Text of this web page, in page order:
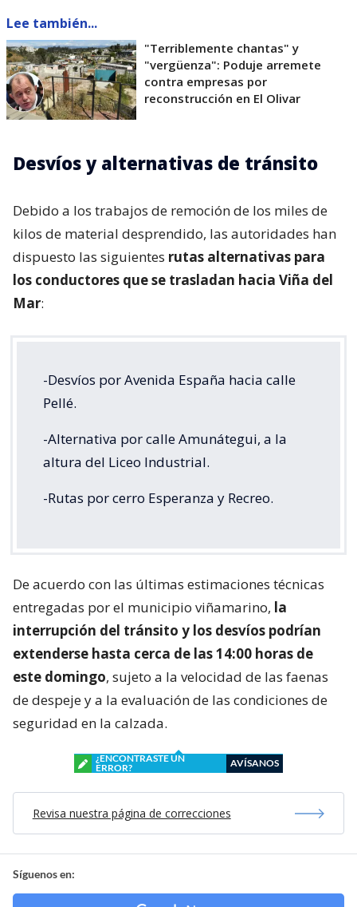
Lee también...
"Terriblemente chantas" y
"vergüenza": Poduje arremete
contra empresas por
reconstrucción en El Olivar
Desvíos y alternativas de tránsito
Debido a los trabajos de remoción de los miles de
kilos de material desprendido, las autoridades han
dispuesto las siguientes rutas alternativas para
los conductores que se trasladan hacia Viña del
Mar:
-Desvíos por Avenida España hacia calle
Pellé.
-Alternativa por calle Amunátegui, a la
altura del Liceo Industrial.
-Rutas por cerro Esperanza y Recreo.
De acuerdo con las últimas estimaciones técnicas
entregadas por el municipio viñamarino, la
interrupción del tránsito y los desvíos podrían
extenderse hasta cerca de las 14:00 horas de
este domingo, sujeto a la velocidad de las faenas
de despeje y a la evaluación de las condiciones de
seguridad en la calzada.
¿ENCONTRASTE UN
ERROR?
AVÍSANOS
Revisa nuestra página de correcciones
Síguenos en: